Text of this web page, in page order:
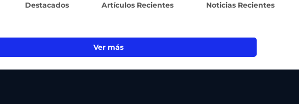
Destacados Artículos Recientes Noticias Recientes
Ver más